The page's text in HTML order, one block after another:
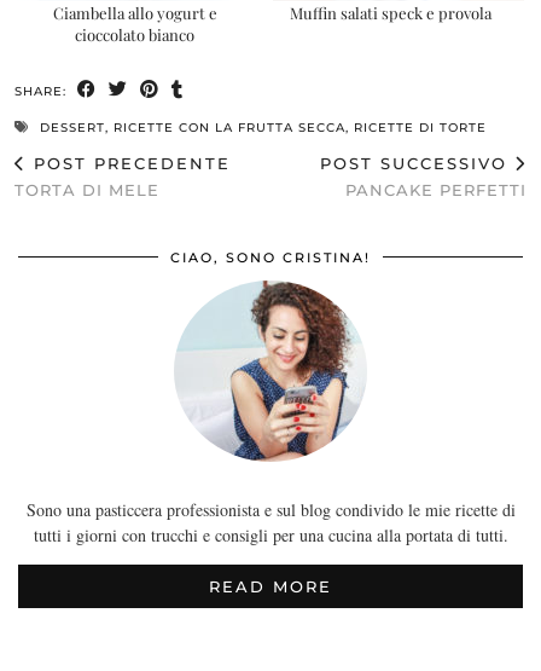
Ciambella allo yogurt e
cioccolato bianco
Muffin salati speck e provola
SHARE:
DESSERT, RICETTE CON LA FRUTTA SECCA, RICETTE DI TORTE
POST PRECEDENTE
TORTA DI MELE
POST SUCCESSIVO
PANCAKE PERFETTI
CIAO, SONO CRISTINA!
Sono una pasticcera professionista e sul blog condivido le mie ricette di
tutti i giorni con trucchi e consigli per una cucina alla portata di tutti.
READ MORE